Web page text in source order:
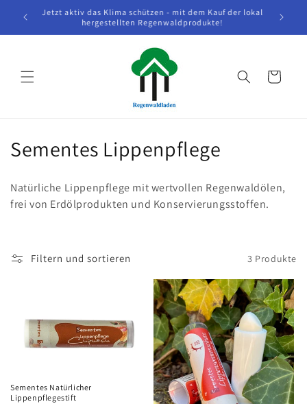
zum
Jetzt aktiv das Klima schützen - mit dem Kauf der lokal
hergestellten Regenwaldprodukte!
Warenkorb
K
t
g
:
Sementes Lippenpflege
Natürliche Lippenpflege mit wertvollen Regenwaldölen,
frei von Erdölprodukten und Konservierungsstoffen.
Filtern und sortieren 3 Produkte
Sementes Natürlicher
Lippenpflegestift